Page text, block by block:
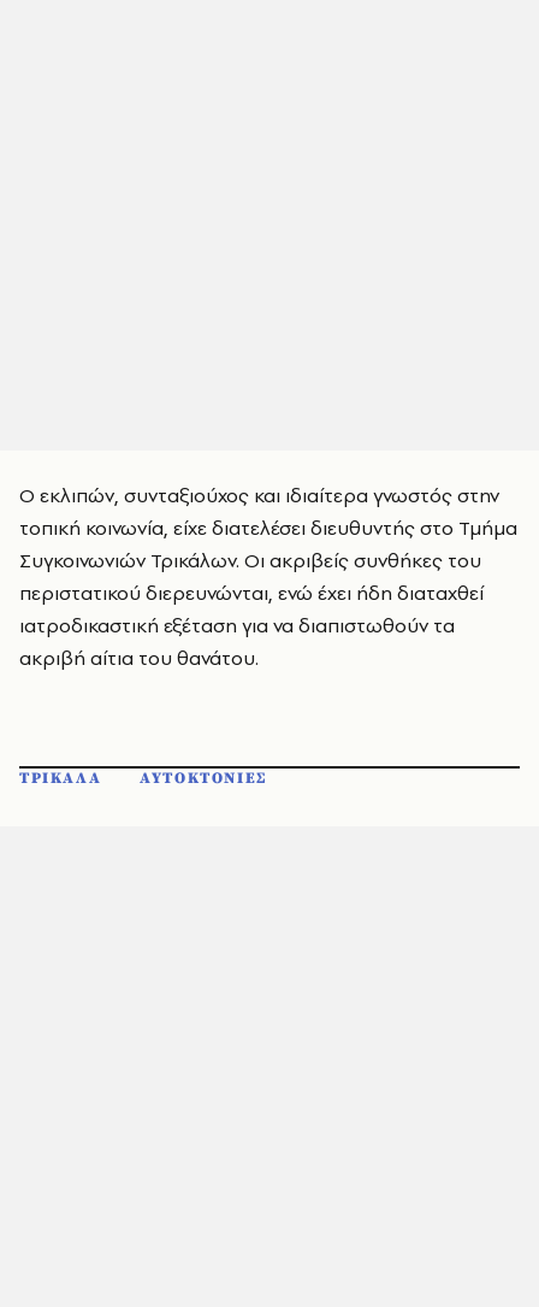
Ο εκλιπών, συνταξιούχος και ιδιαίτερα γνωστός στην
τοπική κοινωνία, είχε διατελέσει διευθυντής στο Τμήμα
Συγκοινωνιών Τρικάλων. Οι ακριβείς συνθήκες του
περιστατικού διερευνώνται, ενώ έχει ήδη διαταχθεί
ιατροδικαστική εξέταση για να διαπιστωθούν τα
ακριβή αίτια του θανάτου.
ΤΡΙΚΑΛΑ ΑΥΤΟΚΤΟΝΙΕΣ